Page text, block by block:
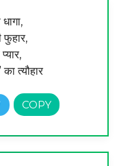
फुहार,
त्यौहार